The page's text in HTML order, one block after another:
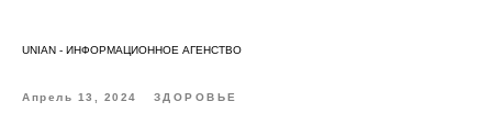
UNIAN - ИНФОРМАЦИОННОЕ АГЕНСТВО
Апрель 13, 2024 ЗДОРОВЬЕ